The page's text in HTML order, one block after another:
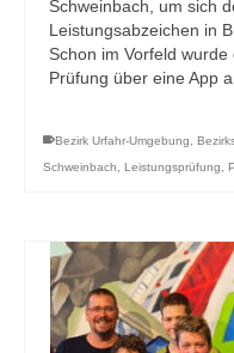
Schweinbach, um sich
Leistungsabzeichen in
Schon im Vorfeld
Prüfung über eine App
Bezirk Urfahr-Umgebung
Schweinbach
Leistungsprüfung